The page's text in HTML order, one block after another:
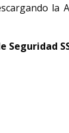
la
Seguridad